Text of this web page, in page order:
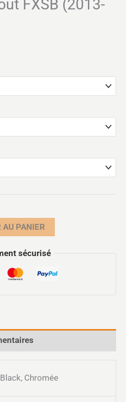
FXSB (2013-
PANIER
sécurisé
Black, Chromée